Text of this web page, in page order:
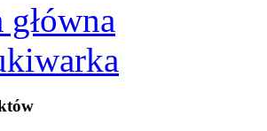
główna